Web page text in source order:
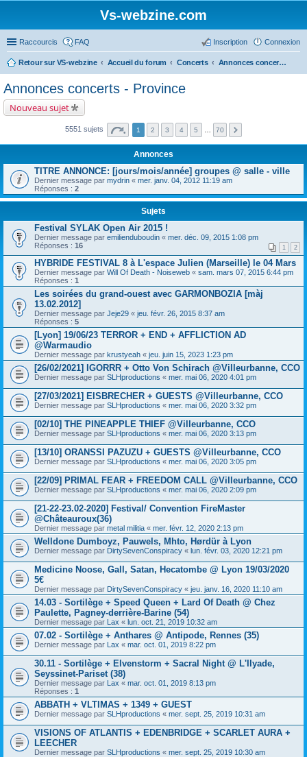
Vs-webzine.com
Raccourcis FAQ Connexion
Inscription
Retour sur VS-webzine Accueil du forum Concerts Annonces concerts - Province
Annonces concerts - Province
Nouveau sujet
5551 sujets 1 2 3 4 5 70
Annonces
TITRE ANNONCE: [jours/mois/année] groupes @ salle - ville
Dernier message par mydrin « mer. janv. 04, 2012 11:19 am
Réponses : 2
Sujets
Festival SYLAK Open Air 2015 !
Dernier message par emilienduboudin « mer. déc. 09, 2015 1:08 pm
Réponses : 16 1 2
HYBRIDE FESTIVAL 8 à L'espace Julien (Marseille) le 04 Mars
Dernier message par Will Of Death - Noiseweb « sam. mars 07, 2015 6:44 pm
Réponses : 1
Les soirées du grand-ouest avec GARMONBOZIA [màj
13.02.2012]
Dernier message par Jeje29 « jeu. févr. 26, 2015 8:37 am
Réponses : 5
[Lyon] 19/06/23 TERROR + END + AFFLICTION AD
@Warmaudio
Dernier message par krustyeah « jeu. juin 15, 2023 1:23 pm
[26/02/2021] IGORRR + Otto Von Schirach @Villeurbanne, CCO
Dernier message par SLHproductions « mer. mai 06, 2020 4:01 pm
[27/03/2021] EISBRECHER + GUESTS @Villeurbanne, CCO
Dernier message par SLHproductions « mer. mai 06, 2020 3:32 pm
[02/10] THE PINEAPPLE THIEF @Villeurbanne, CCO
Dernier message par SLHproductions « mer. mai 06, 2020 3:13 pm
[13/10] ORANSSI PAZUZU + GUESTS @Villeurbanne, CCO
Dernier message par SLHproductions « mer. mai 06, 2020 3:05 pm
[22/09] PRIMAL FEAR + FREEDOM CALL @Villeurbanne, CCO
Dernier message par SLHproductions « mer. mai 06, 2020 2:09 pm
[21-22-23.02-2020] Festival/ Convention FireMaster
@Châteauroux(36)
Dernier message par metal militia « mer. févr. 12, 2020 2:13 pm
Welldone Dumboyz, Pauwels, Mhto, Hørdür à Lyon
Dernier message par DirtySevenConspiracy « lun. févr. 03, 2020 12:21 pm
Medicine Noose, Gall, Satan, Hecatombe @ Lyon 19/03/2020
5€
Dernier message par DirtySevenConspiracy « jeu. janv. 16, 2020 11:10 am
14.03 - Sortilège + Speed Queen + Lard Of Death @ Chez
Paulette, Pagney-derrière-Barine (54)
Dernier message par Lax « lun. oct. 21, 2019 10:32 am
07.02 - Sortilège + Anthares @ Antipode, Rennes (35)
Dernier message par Lax « mar. oct. 01, 2019 8:22 pm
30.11 - Sortilège + Elvenstorm + Sacral Night @ L'Ilyade,
Seyssinet-Pariset (38)
Dernier message par Lax « mar. oct. 01, 2019 8:13 pm
Réponses : 1
ABBATH + VLTIMAS + 1349 + GUEST
Dernier message par SLHproductions « mer. sept. 25, 2019 10:31 am
VISIONS OF ATLANTIS + EDENBRIDGE + SCARLET AURA +
LEECHER
Dernier message par SLHproductions « mer. sept. 25, 2019 10:30 am